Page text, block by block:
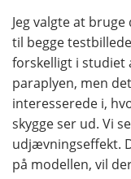
Jeg valgte at
til begge
forskelligt i studiet
paraplyen, men
interesserede i,
skygge ser ud. Vi
udjævningseffekt.
på modellen, vil